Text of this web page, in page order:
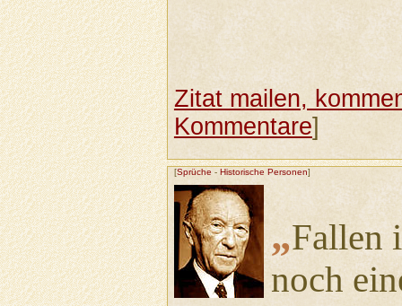
Zitat mailen,
Kommentare]
[Sprüche - Historische Personen]
„Fallen
noch